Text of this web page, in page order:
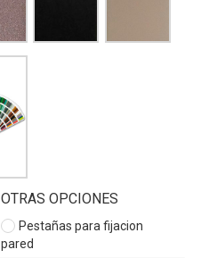
OTRAS OPCIONES
Pestañas para fijacion
pared